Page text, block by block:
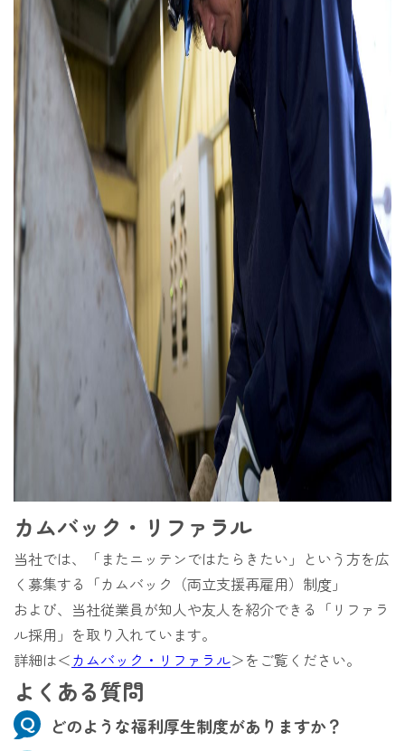
カムバック・リファラル
当社では、「またニッテンではたらきたい」という方を広
く募集する「カムバック（両立支援再雇用）制度」
および、 当社従業員が知人や友人を紹介できる 「リファラ
ル採用」を取り入れています。
詳細は＜カムバック・リファラル＞をご覧ください。
よくある質問
どのような福利厚生制度がありますか？